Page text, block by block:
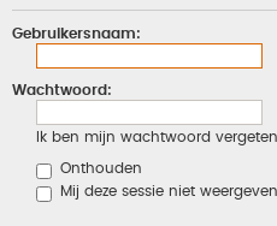
Gebruikersnaam:
Wachtwoord:
Ik ben mijn wachtwoord vergeten
Onthouden
Mij deze sessie niet